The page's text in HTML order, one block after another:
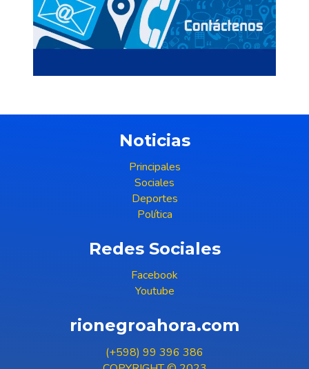
Noticias
Principales
Sociales
Deportes
Política
Redes Sociales
Facebook
Youtube
rionegroahora.com
(+598) 99 396 386